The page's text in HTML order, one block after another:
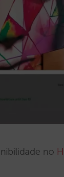
no